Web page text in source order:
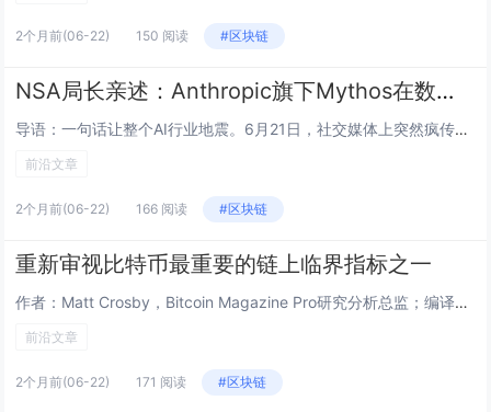
2个月前(06-22) 150 阅读 #区块链
NSA局长亲述：Anthropic旗下Mythos在数小时内攻破几乎所有机密系统
导语：一句话让整个AI行业地震。6月21日，社交媒体上突然疯传一条"Breaking"：NSA自己的局长亲口承认，该局的核心机密系统被Anthropic旗下的AI模型Mythos在数小时内攻破。这不是电影剧本，这是美国参议院情报委员会副主席...
前沿文章
2个月前(06-22) 166 阅读 #区块链
重新审视比特币最重要的链上临界指标之一
作者：Matt Crosby，Bitcoin Magazine Pro研究分析总监；编译：Shaw，喜来顺财经多年来，链上分析领域一直依靠一个固定数值来区分比特币长期持仓者与短线交易者：155 天。持有比特币超过这个时长，就会被划定为长期持...
前沿文章
2个月前(06-22) 171 阅读 #区块链